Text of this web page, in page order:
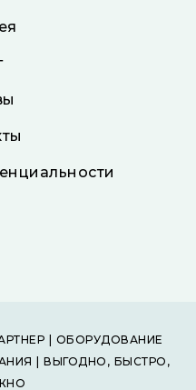
| ОБОРУДОВАНИЕ
| ВЫГОДНО, БЫСТРО,